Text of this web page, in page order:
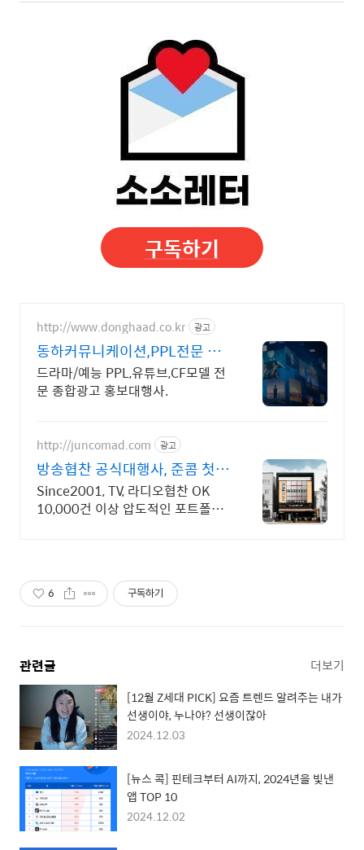
구독하기
http://www.donghaad.co.kr 광고
동하커뮤니케이션,PPL전문 드
라마PPL/예능 PPL
드라마/예능 PPL,유튜브,CF모델 전
문 종합광고 홍보대행사.
http://juncomad.com 광고
방송협찬 공식대행사, 준콤 첫광
고 진행시 20% 할인!
Since2001, TV, 라디오협찬 OK
10,000건 이상 압도적인 포트폴리
6 구독하기
관련글 더보기
[12월 Z세대 PICK] 요즘 트렌드 알려주는 내가
선생이야, 누나야? 선생이잖아
2024.12.03
[뉴스 콕] 핀테크부터 AI까지, 2024년을 빛낸
앱 TOP 10
2024.12.02